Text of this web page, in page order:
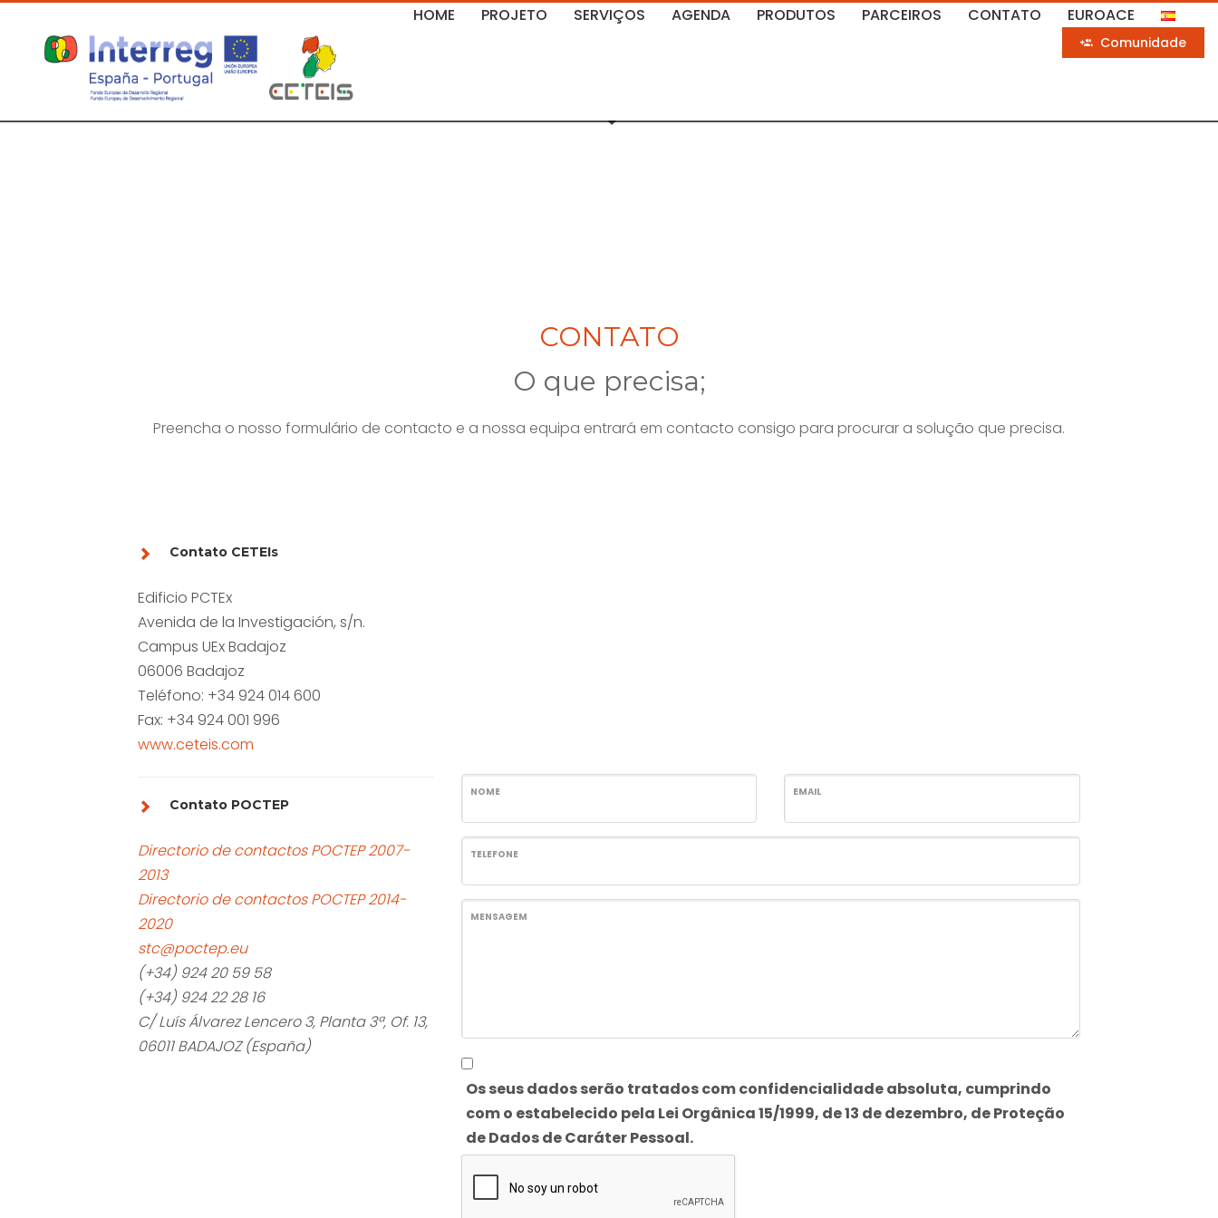
HOME PROJETO SERVIÇOS AGENDA PRODUTOS PARCEIROS CONTATO EUROACE
Comunidade
stc@poctep.eu
(+34) 924 20 59 58
(+34) 924 22 28 16
CONTATO
O que precisa;
Preencha o nosso formulário de contacto e a nossa equipa entrará em contacto consigo para procurar a solução que precisa.
Contato CETEIs
Edificio PCTEx
Avenida de la Investigación, s/n.
Campus UEx Badajoz
06006 Badajoz
Teléfono: +34 924 014 600
Fax: +34 924 001 996
www.ceteis.com
Contato POCTEP
Directorio de contactos POCTEP 2007-
2013
Directorio de contactos POCTEP 2014-
2020
stc@poctep.eu
(+34) 924 20 59 58
(+34) 924 22 28 16
C/ Luís Álvarez Lencero 3, Planta 3ª, Of. 13,
06011 BADAJOZ (España)
NOME EMAIL
TELEFONE
MENSAGEM
Os seus dados serão tratados com confidencialidade absoluta, cumprindo
com o estabelecido pela Lei Orgânica 15/1999, de 13 de dezembro, de Proteção
de Dados de Caráter Pessoal.